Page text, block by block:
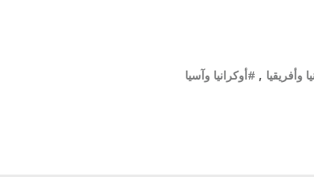
وأفريقيا , #أوكرانيا وآسيا